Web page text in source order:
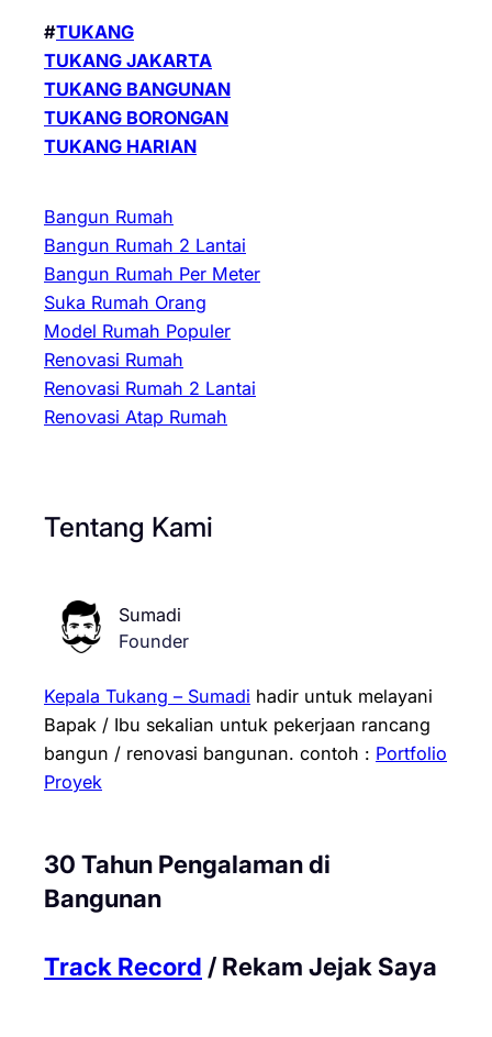
#TUKANG
TUKANG JAKARTA
TUKANG BANGUNAN
TUKANG BORONGAN
TUKANG HARIAN
Bangun Rumah
Bangun Rumah 2 Lantai
Bangun Rumah Per Meter
Suka Rumah Orang
Model Rumah Populer
Renovasi Rumah
Renovasi Rumah 2 Lantai
Renovasi Atap Rumah
Tentang Kami
Sumadi
Founder
Kepala Tukang – Sumadi hadir untuk melayani
Bapak / Ibu sekalian untuk pekerjaan rancang
bangun / renovasi bangunan. contoh : Portfolio
Proyek
30 Tahun Pengalaman di
Bangunan
Track Record / Rekam Jejak Saya